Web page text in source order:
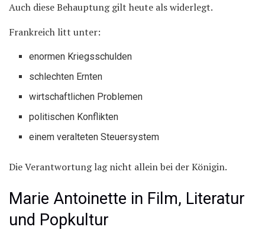
Auch diese Behauptung gilt heute als widerlegt.
Frankreich litt unter:
enormen Kriegsschulden
schlechten Ernten
wirtschaftlichen Problemen
politischen Konflikten
einem veralteten Steuersystem
Die Verantwortung lag nicht allein bei der Königin.
Marie Antoinette in Film, Literatur
und Popkultur